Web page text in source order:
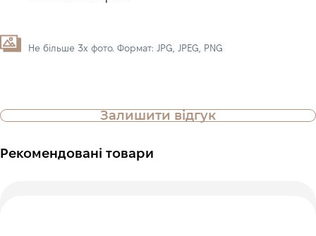
Не більше 3х фото. Формат: JPG, JPEG, PNG
Залишити відгук
Рекомендовані товари